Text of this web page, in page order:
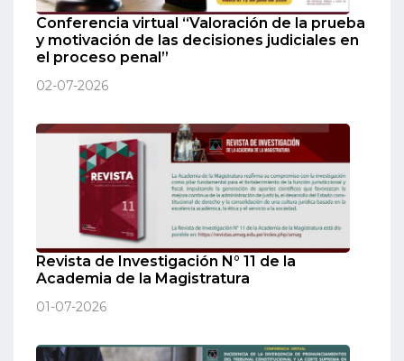
Conferencia virtual “Valoración de la prueba
y motivación de las decisiones judiciales en
el proceso penal”
02-07-2026
Revista de Investigación N° 11 de la
Academia de la Magistratura
01-07-2026